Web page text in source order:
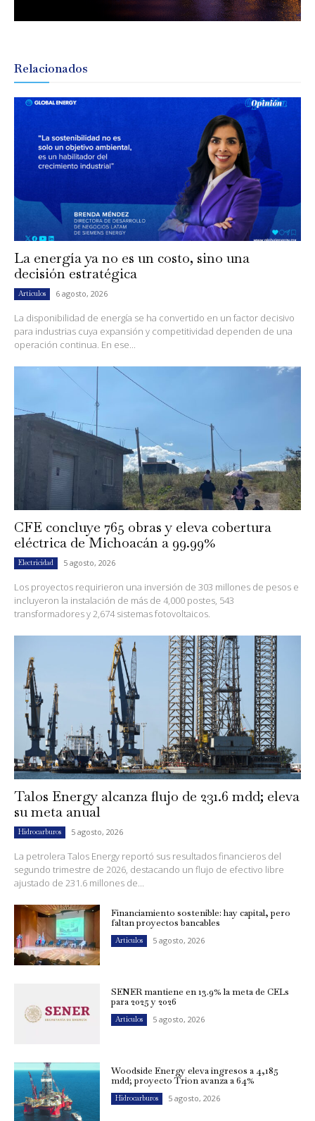
Relacionados
La energía ya no es un costo, sino una
decisión estratégica
Artículos 6 agosto, 2026
La disponibilidad de energía se ha convertido en un factor decisivo
para industrias cuya expansión y competitividad dependen de una
operación continua. En ese...
CFE concluye 765 obras y eleva cobertura
eléctrica de Michoacán a 99.99%
Electricidad 5 agosto, 2026
Los proyectos requirieron una inversión de 303 millones de pesos e
incluyeron la instalación de más de 4,000 postes, 543
transformadores y 2,674 sistemas fotovoltaicos.
Talos Energy alcanza flujo de 231.6 mdd; eleva
su meta anual
Hidrocarburos 5 agosto, 2026
La petrolera Talos Energy reportó sus resultados financieros del
segundo trimestre de 2026, destacando un flujo de efectivo libre
ajustado de 231.6 millones de...
Financiamiento sostenible: hay capital, pero
faltan proyectos bancables
Artículos 5 agosto, 2026
SENER mantiene en 13.9% la meta de CELs
para 2025 y 2026
Artículos 5 agosto, 2026
Woodside Energy eleva ingresos a 4,185
mdd; proyecto Trion avanza a 64%
Hidrocarburos 5 agosto, 2026